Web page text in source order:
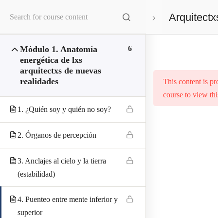
CONECTA CON NOSOTROS
Módulo 1. Anatomía
energética de lxs
arquitectxs de nuevas
realidades
6
1. ¿Quién soy y quién no soy?
2. Órganos de percepción
3. Anclajes al cielo y la tierra
(estabilidad)
4. Puenteo entre mente inferior y
superior
This content is
course to view
APRENDE
Quién no eres
Quién sí eres
Para qué estás aquí
SERVICIOS